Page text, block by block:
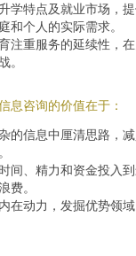
学特点及就业市场，
和个人的实际需求。
注重服务的延续性，
。
息咨询的价值在于：
的信息中厘清思路，
间、精力和资金投入
费。
在动力，发掘优势领